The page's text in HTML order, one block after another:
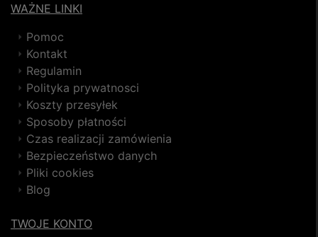
WAŻNE LINKI
Pomoc
Kontakt
Regulamin
Polityka prywatnosci
Koszty przesyłek
Sposoby płatności
Czas realizacji zamówienia
Bezpieczeństwo danych
Pliki cookies
Blog
TWOJE KONTO